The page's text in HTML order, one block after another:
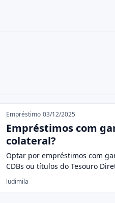
ou ESC para fechar.
Empréstimo 03/12/2025
Empréstimos com
colateral?
Optar por empréstimos com
CDBs ou títulos do Tesouro
ludimila